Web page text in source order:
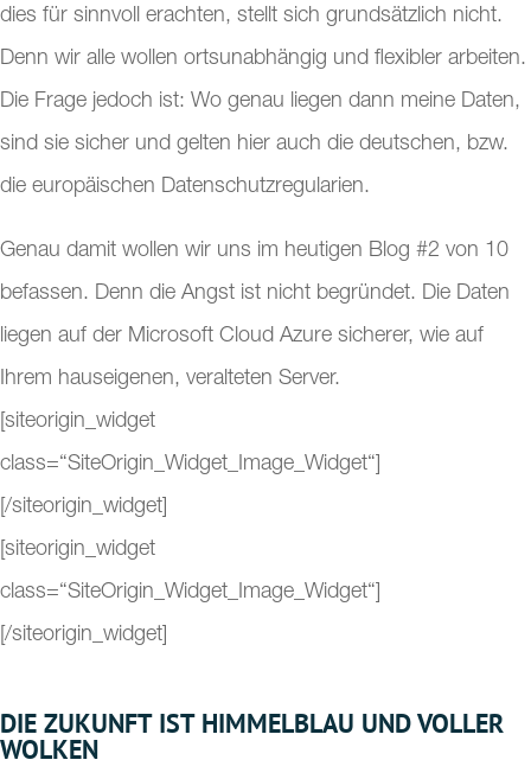
dies für sinnvoll erachten, stellt sich grundsätzlich nicht.
Denn wir alle wollen ortsunabhängig und flexibler arbeiten.
Die Frage jedoch ist: Wo genau liegen dann meine Daten,
sind sie sicher und gelten hier auch die deutschen, bzw.
die europäischen Datenschutzregularien.
Genau damit wollen wir uns im heutigen Blog #2 von 10
befassen. Denn die Angst ist nicht begründet. Die Daten
liegen auf der Microsoft Cloud Azure sicherer, wie auf
Ihrem hauseigenen, veralteten Server.
[siteorigin_widget
class=“SiteOrigin_Widget_Image_Widget“]
[/siteorigin_widget]
[siteorigin_widget
class=“SiteOrigin_Widget_Image_Widget“]
[/siteorigin_widget]
DIE ZUKUNFT IST HIMMELBLAU UND VOLLER
WOLKEN